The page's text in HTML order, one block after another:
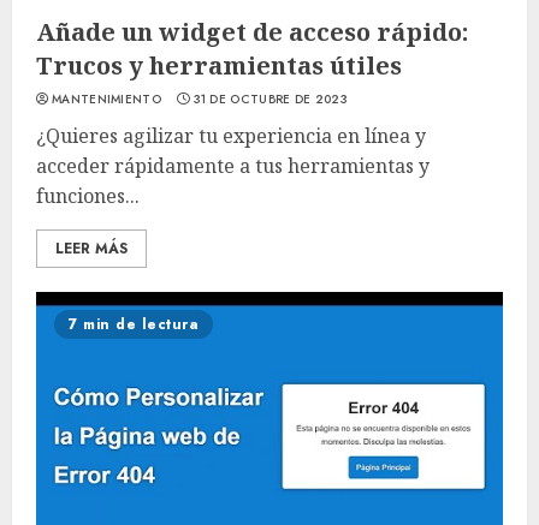
Añade un widget de acceso rápido:
Trucos y herramientas útiles
MANTENIMIENTO 31 DE OCTUBRE DE 2023
¿Quieres agilizar tu experiencia en línea y
acceder rápidamente a tus herramientas y
funciones...
LEER MÁS
7 min de lectura